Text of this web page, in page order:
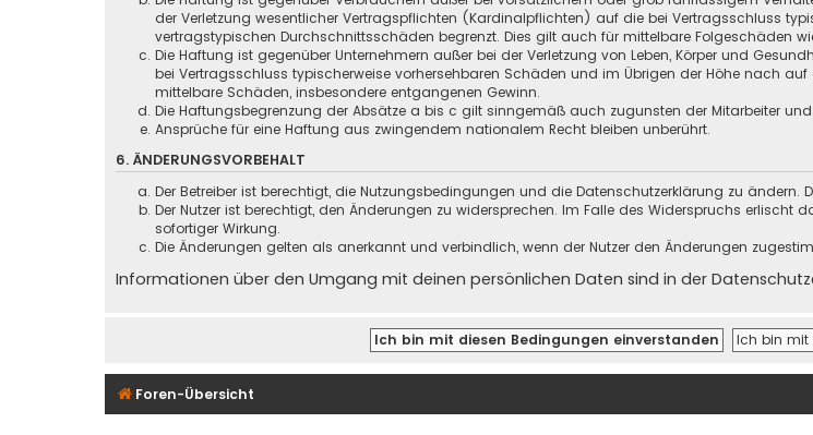
der Verletzung wesentlicher Vertragspflichten (Kardinalpflichten) auf die bei Vertragsschluss
vertragstypischen Durchschnittsschäden begrenzt. Dies gilt auch für mittelbare Folgeschäden
Die Haftung ist gegenüber Unternehmern außer bei der Verletzung von Leben, Körper und
bei Vertragsschluss typischerweise vorhersehbaren Schäden und im Übrigen der Höhe nach
mittelbare Schäden, insbesondere entgangenen Gewinn.
Die Haftungsbegrenzung der Absätze a bis c gilt sinngemäß auch zugunsten der Mitarbeiter und
Ansprüche für eine Haftung aus zwingendem nationalem Recht bleiben unberührt.
6. ÄNDERUNGSVORBEHALT
Der Betreiber ist berechtigt, die Nutzungsbedingungen und die Datenschutzerklärung zu ändern.
Der Nutzer ist berechtigt, den Änderungen zu widersprechen. Im Falle des Widerspruchs
sofortiger Wirkung.
Die Änderungen gelten als anerkannt und verbindlich, wenn der Nutzer den Änderungen
Informationen über den Umgang mit deinen persönlichen Daten sind in der
Foren-Übersicht